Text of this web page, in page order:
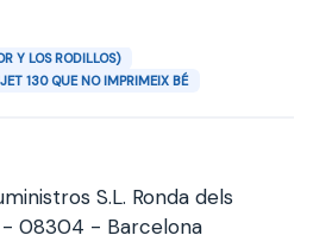
Y LOS RODILLOS)
130 QUE NO IMPRIMEIX BÉ
S.L. Ronda dels
- 08304 - Barcelona